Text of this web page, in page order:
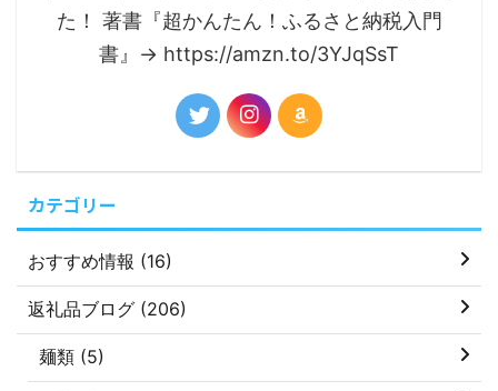
た！ 著書『超かんたん！ふるさと納税入門
書』→ https://amzn.to/3YJqSsT
カテゴリー
おすすめ情報 (16)
返礼品ブログ (206)
麺類 (5)